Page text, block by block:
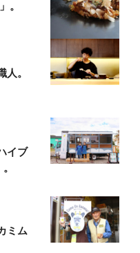
。
人。
イブ
ミム